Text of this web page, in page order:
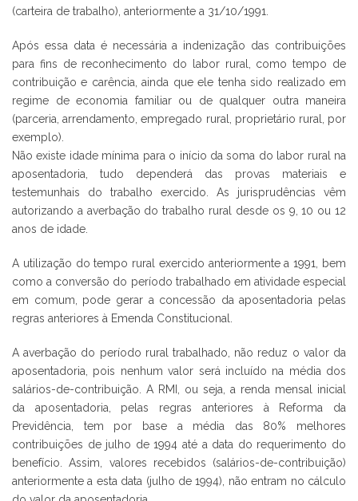
(carteira de trabalho), anteriormente a 31/10/1991.
Após essa data é necessária a indenização das contribuições
para fins de reconhecimento do labor rural, como tempo de
contribuição e carência, ainda que ele tenha sido realizado em
regime de economia familiar ou de qualquer outra maneira
(parceria, arrendamento, empregado rural, proprietário rural, por
exemplo).
Não existe idade mínima para o início da soma do labor rural na
aposentadoria, tudo dependerá das provas materiais e
testemunhais do trabalho exercido. As jurisprudências vêm
autorizando a averbação do trabalho rural desde os 9, 10 ou 12
anos de idade.
A utilização do tempo rural exercido anteriormente a 1991, bem
como a conversão do período trabalhado em atividade especial
em comum, pode gerar a concessão da aposentadoria pelas
regras anteriores à Emenda Constitucional.
A averbação do período rural trabalhado, não reduz o valor da
aposentadoria, pois nenhum valor será incluído na média dos
salários-de-contribuição. A RMI, ou seja, a renda mensal inicial
da aposentadoria, pelas regras anteriores à Reforma da
Previdência, tem por base a média das 80% melhores
contribuições de julho de 1994 até a data do requerimento do
benefício. Assim, valores recebidos (salários-de-contribuição)
anteriormente a esta data (julho de 1994), não entram no cálculo